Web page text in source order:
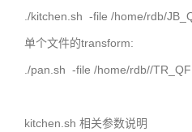
./kitchen.sh -file /home/rdb/
单个文件的transform:
./pan.sh -file /home/rdb//
kitchen.sh 相关参数说明